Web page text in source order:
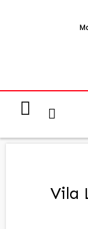
Vila